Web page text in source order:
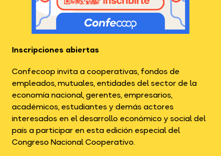
Inscripciones abiertas
Confecoop invita a cooperativas, fondos de
empleados, mutuales, entidades del sector de la
economía nacional, gerentes, empresarios,
académicos, estudiantes y demás actores
interesados en el desarrollo económico y social del
país a participar en esta edición especial del
Congreso Nacional Cooperativo.